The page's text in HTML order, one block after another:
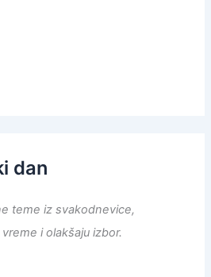
dan
teme iz svakodnevice,
i olakšaju izbor.